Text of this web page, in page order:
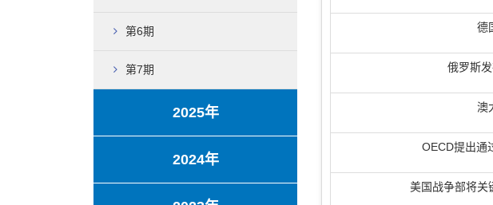
第6期
第7期
2025年
2024年
德
俄罗斯
澳
OECD提出通
美国战争部将关